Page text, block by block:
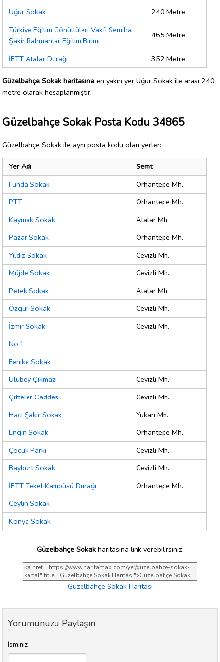
Uğur Sokak
240 Metre
Türkiye Eğitim Gönüllüleri Vakfı Semiha
Şakir Rahmanlar Eğitim Birimi
465 Metre
İETT Atalar Durağı 352 Metre
Güzelbahçe Sokak haritasına en yakın yer Uğur Sokak ile arası 240
metre olarak hesaplanmıştır.
Güzelbahçe Sokak Posta Kodu 34865
Güzelbahçe Sokak ile aynı posta kodu olan yerler:
Yer Adı
Semt
Funda Sokak
Orhantepe Mh.
PTT
Orhantepe Mh.
Kaymak Sokak
Atalar Mh.
Pazar Sokak
Orhantepe Mh.
Yıldız Sokak
Cevizli Mh.
Müjde Sokak
Cevizli Mh.
Petek Sokak
Atalar Mh.
Özgür Sokak
Cevizli Mh.
İzmir Sokak
Cevizli Mh.
No:1
Fenike Sokak
Ulubey Çıkmazı
Cevizli Mh.
Çifteler Caddesi
Cevizli Mh.
Hacı Şakir Sokak
Yukarı Mh.
Engin Sokak
Orhantepe Mh.
Çocuk Parkı
Cevizli Mh.
Bayburt Sokak
Cevizli Mh.
İETT Tekel Kampüsü Durağı
Orhantepe Mh.
Ceylin Sokak
Konya Sokak
Güzelbahçe Sokakharitasına link verebilirsiniz;
Güzelbahçe Sokak Haritası
Yorumunuzu Paylaşın
İsminiz